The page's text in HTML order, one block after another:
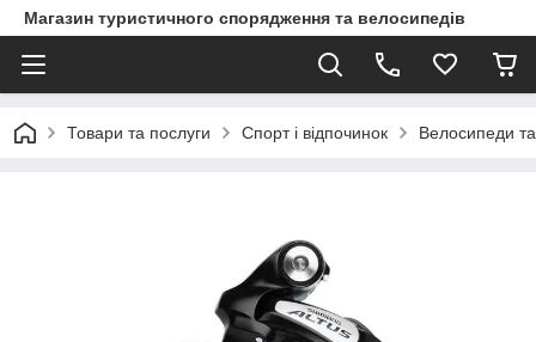
Магазин туристичного спорядження та велосипедів
Товари та послуги Спорт і відпочинок Велосипеди